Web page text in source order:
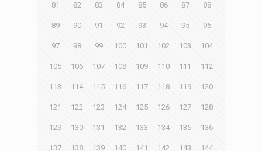
81 82 83 84 85 86 87 88
89 90 91 92 93 94 95 96
97 98 99 100 101 102 103 104
105 106 107 108 109 110 111 112
113 114 115 116 117 118 119 120
121 122 123 124 125 126 127 128
129 130 131 132 133 134 135 136
137 138 139 140 141 142 143 144